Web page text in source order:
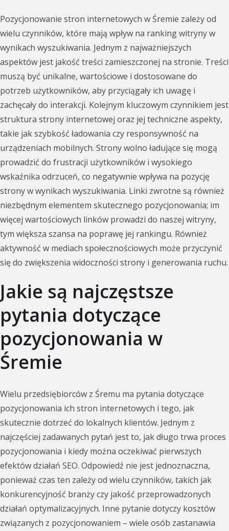
Pozycjonowanie stron internetowych w Śremie zależy od
wielu czynników, które mają wpływ na ranking witryny w
wynikach wyszukiwania. Jednym z najważniejszych
aspektów jest jakość treści zamieszczonej na stronie. Treści
muszą być unikalne, wartościowe i dostosowane do
potrzeb użytkowników, aby przyciągały ich uwagę i
zachęcały do interakcji. Kolejnym kluczowym czynnikiem jest
struktura strony internetowej oraz jej techniczne aspekty,
takie jak szybkość ładowania czy responsywność na
urządzeniach mobilnych. Strony wolno ładujące się mogą
prowadzić do frustracji użytkowników i wysokiego
wskaźnika odrzuceń, co negatywnie wpływa na pozycję
strony w wynikach wyszukiwania. Linki zwrotne są również
niezbędnym elementem skutecznego pozycjonowania; im
więcej wartościowych linków prowadzi do naszej witryny,
tym większa szansa na poprawę jej rankingu. Również
aktywność w mediach społecznościowych może przyczynić
się do zwiększenia widoczności strony i generowania ruchu.
Jakie są najczęstsze
pytania dotyczące
pozycjonowania w
Śremie
Wielu przedsiębiorców z Śremu ma pytania dotyczące
pozycjonowania ich stron internetowych i tego, jak
skutecznie dotrzeć do lokalnych klientów. Jednym z
najczęściej zadawanych pytań jest to, jak długo trwa proces
pozycjonowania i kiedy można oczekiwać pierwszych
efektów działań SEO. Odpowiedź nie jest jednoznaczna,
ponieważ czas ten zależy od wielu czynników, takich jak
konkurencyjność branży czy jakość przeprowadzonych
działań optymalizacyjnych. Inne pytanie dotyczy kosztów
związanych z pozycjonowaniem – wiele osób zastanawia